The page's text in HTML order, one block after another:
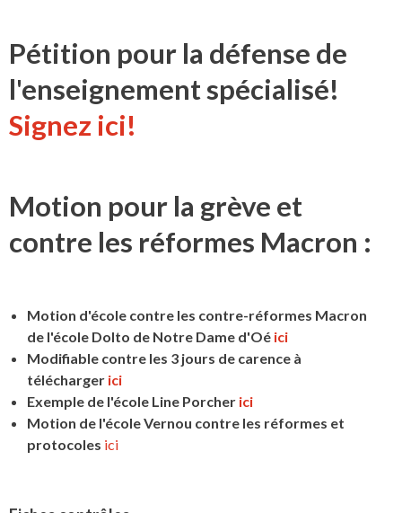
Pétition pour la défense de
l'enseignement spécialisé!
Signez ici!
Motion pour la grève et
contre les réformes Macron :
Motion d'école contre les contre-réformes Macron
de l'école Dolto de Notre Dame d'Oé ici
Modifiable contre les 3 jours de carence à
télécharger ici
Exemple de l'école Line Porcher ici
Motion de l'école Vernou contre les réformes et
protocoles ici